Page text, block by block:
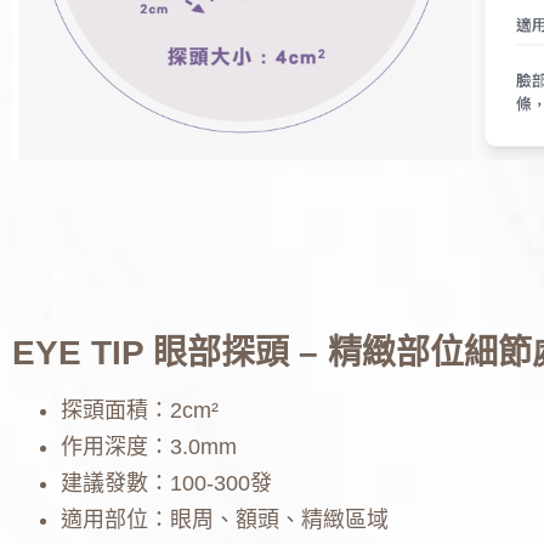
EYE TIP 眼部探頭 – 精緻部位細節
探頭面積：2cm²
作用深度：3.0mm
建議發數：100-300發
適用部位：眼周、額頭、精緻區域